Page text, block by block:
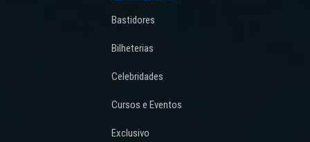
Bastidores
Bilheterias
Celebridades
Cursos e Eventos
Exclusivo